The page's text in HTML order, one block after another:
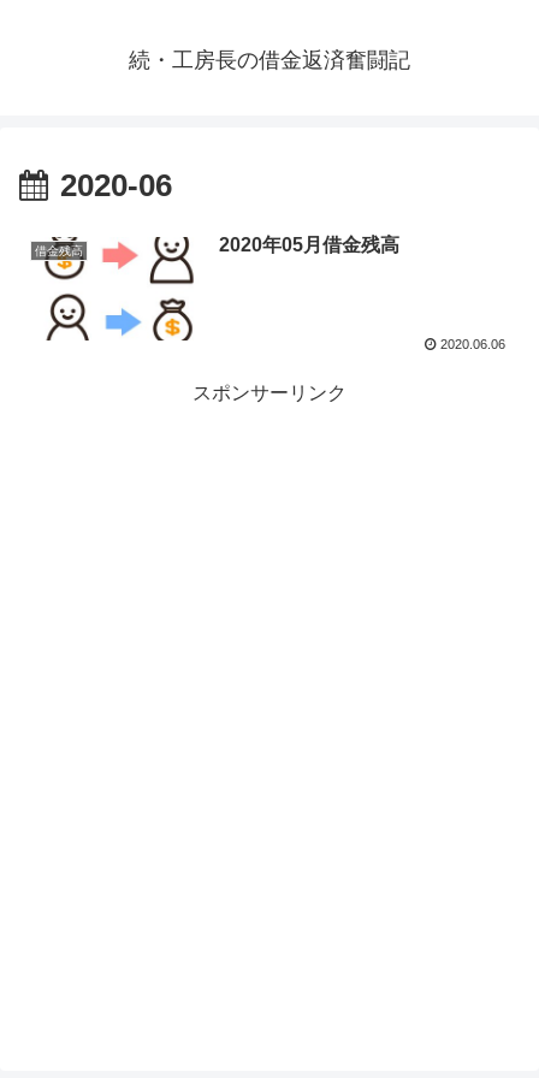
続・工房長の借金返済奮闘記
2020-06
借金残高 2020年05月借金残高
2020.06.06
スポンサーリンク